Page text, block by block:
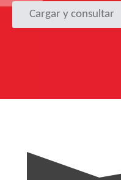
Cargar y consultar